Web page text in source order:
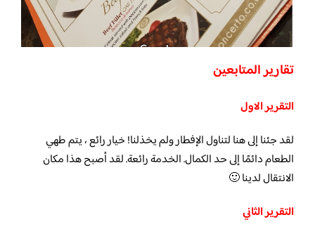
تقارير المتابعين
التقرير الاول
لقد جئنا إلى هنا لتناول الإفطار ولم يخذلنا! خيار رائع ، يتم طهي
الطعام دائمًا إلى حد الكمال. الخدمة رائعة. لقد أصبح هذا مكان
الانتقال لدينا 🙂
التقرير الثاني